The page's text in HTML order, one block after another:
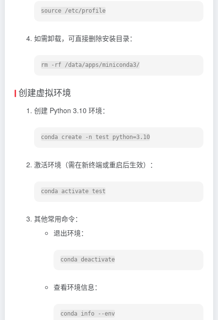
如需卸载，可直接删除安装目录：
创建虚拟环境
创建 Python 3.10 环境：
激活环境（需在新终端或重启后生效）：
其他常用命令：
退出环境：
查看环境信息：